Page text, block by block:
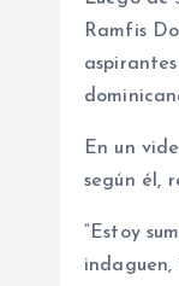
Ramfis
En un
según él,
“Estoy